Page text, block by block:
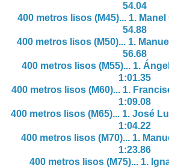
54.04
400 metros lisos (M45)... 1.
54.88
400 metros lisos (M50)... 1.
56.68
400 metros lisos (M55)... 1.
1:01.35
400 metros lisos (M60)... 1.
1:09.08
400 metros lisos (M65)... 1. José
1:04.22
400 metros lisos (M70)... 1.
1:23.86
400 metros lisos (M75)... 1.